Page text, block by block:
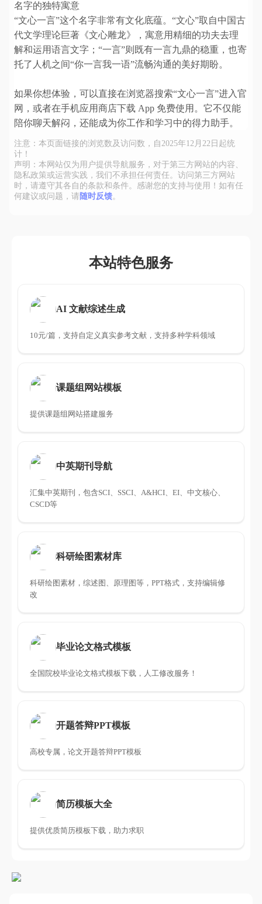
名字的独特寓意
“文心一言”这个名字非常有文化底蕴。“文心”取自中国古
代文学理论巨著《文心雕龙》，寓意用精细的功夫去理
解和运用语言文字；“一言”则既有一言九鼎的稳重，也寄
托了人机之间“你一言我一语”流畅沟通的美好期盼。
如果你想体验，可以直接在浏览器搜索“文心一言”进入官
网，或者在手机应用商店下载 App 免费使用。它不仅能
陪你聊天解闷，还能成为你工作和学习中的得力助手。
注意：本页面链接的浏览数及访问数，自2025年12月22日起统
计！
声明：本网站仅为用户提供导航服务，对于第三方网站的内容、
隐私政策或运营实践，我们不承担任何责任。访问第三方网站
时，请遵守其各自的条款和条件。感谢您的支持与使用！如有任
何建议或问题，请随时反馈。
本站特色服务
AI 文献综述生成
10元/篇，支持自定义真实参考文献，支持多种学科领域
课题组网站模板
提供课题组网站搭建服务
中英期刊导航
汇集中英期刊，包含SCI、SSCI、A&HCI、EI、中文核心、
CSCD等
科研绘图素材库
科研绘图素材，综述图、原理图等，PPT格式，支持编辑修
改
毕业论文格式模板
全国院校毕业论文格式模板下载，人工修改服务！
开题答辩PPT模板
高校专属，论文开题答辩PPT模板
简历模板大全
提供优质简历模板下载，助力求职